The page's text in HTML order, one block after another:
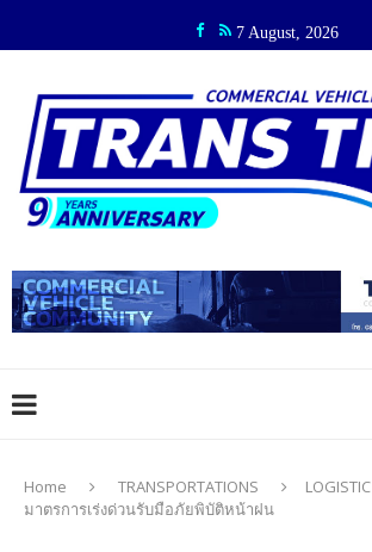
7 August, 2026
Home TRANSPORTATIONS LOGISTIC
มาตรการเร่งด่วนรับมือภัยพิบัติหน้าฝน